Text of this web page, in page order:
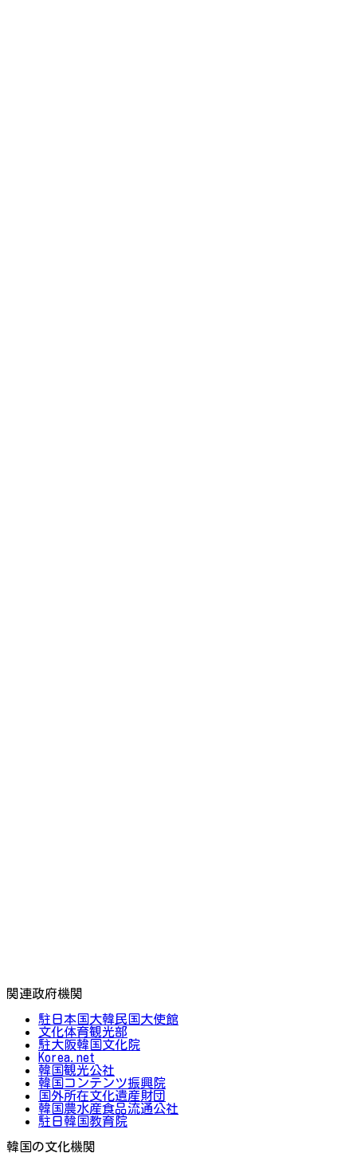
関連政府機関
駐日本国大韓民国大使館
文化体育観光部
駐大阪韓国文化院
Korea.net
韓国観光公社
韓国コンテンツ振興院
国外所在文化遺産財団
韓国農水産食品流通公社
駐日韓国教育院
韓国の文化機関